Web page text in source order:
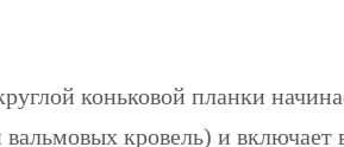
коньковой планки
кровель) и включает